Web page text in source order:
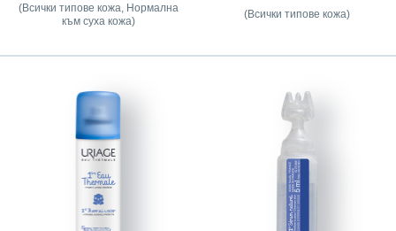
(Всички типове кожа, Нормална
към суха кожа)
(Всички типове кожа)